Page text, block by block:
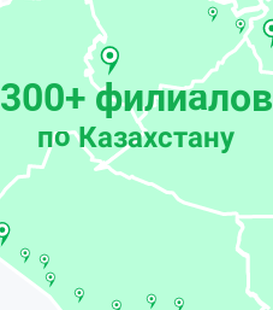
300+ филиалов
по Казахстану